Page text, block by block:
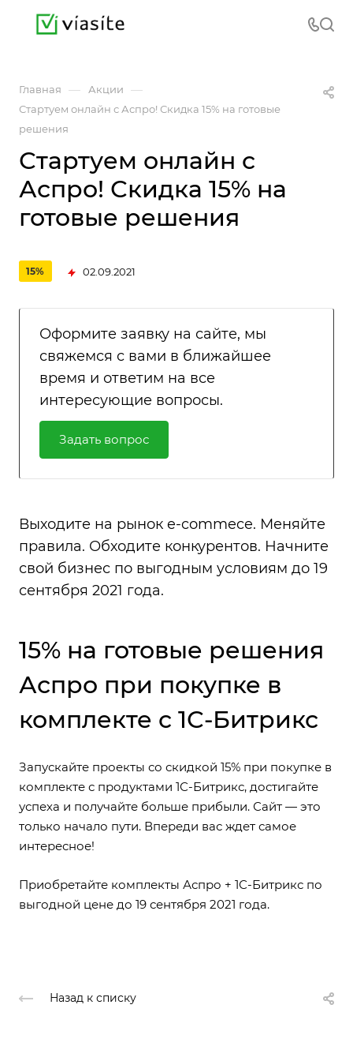
Главная — Акции —
Стартуем онлайн с Аспро! Скидка 15% на готовые
решения
Стартуем онлайн с
Аспро! Скидка 15% на
готовые решения
15% 02.09.2021
Оформите заявку на сайте, мы
свяжемся с вами в ближайшее
время и ответим на все
интересующие вопросы.
Задать вопрос
Выходите на рынок e-commece. Меняйте
правила. Обходите конкурентов. Начните
свой бизнес по выгодным условиям до 19
сентября 2021 года.
15% на готовые решения
Аспро при покупке в
комплекте с 1С-Битрикс
Запускайте проекты со скидкой 15% при покупке в
комплекте с продуктами 1С-Битрикс, достигайте
успеха и получайте больше прибыли. Сайт — это
только начало пути. Впереди вас ждет самое
интересное!
Приобретайте комплекты Аспро + 1С-Битрикс по
выгодной цене до 19 сентября 2021 года.
Назад к списку